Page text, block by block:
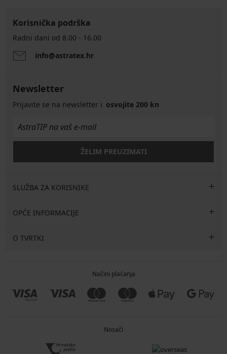
Korisnička podrška
Radni dani od 8.00 - 16.00
info@astratex.hr
Newsletter
Prijavite se na newsletter i osvojite 200 kn
ŽELIM PREUZIMATI
SLUŽBA ZA KORISNIKE
OPĆE INFORMACIJE
O TVRTKI
Načini plaćanja
Nosači